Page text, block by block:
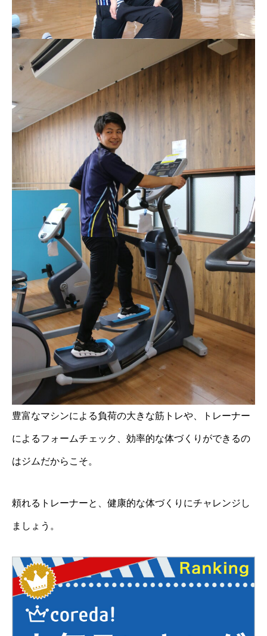
豊富なマシンによる負荷の大きな筋トレや、トレーナー
によるフォームチェック、効率的な体づくりができるの
はジムだからこそ。
頼れるトレーナーと、健康的な体づくりにチャレンジし
ましょう。